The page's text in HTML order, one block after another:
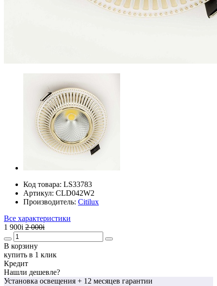
Код товара: LS33783
Артикул: CLD042W2
Производитель: Citilux
Все характеристики
1 900i 2 000i
В корзину
купить в 1 клик
Кредит
Нашли дешевле?
Установка освещения + 12 месяцев гарантии